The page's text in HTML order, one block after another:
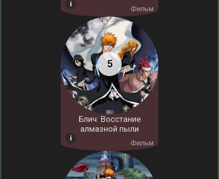
Фильм
Блич: Восстание
алмазной пыли
Фильм